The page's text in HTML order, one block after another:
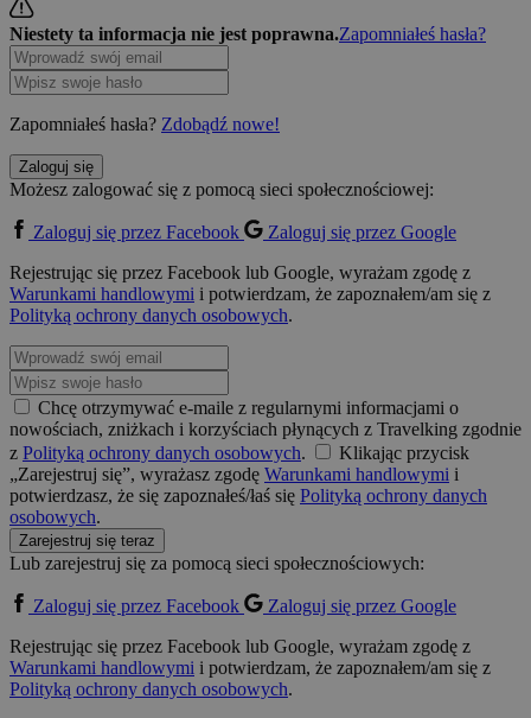
Niestety ta informacja nie jest poprawna.Zapomniałeś hasła?
Zapomniałeś hasła? Zdobądź nowe!
Zaloguj się
Możesz zalogować się z pomocą sieci społecznościowej:
Zaloguj się przez Facebook
Zaloguj się przez Google
Rejestrując się przez Facebook lub Google, wyrażam zgodę z
Warunkami handlowymi i potwierdzam, że zapoznałem/am się z
Polityką ochrony danych osobowych.
Chcę otrzymywać e-maile z regularnymi informacjami o
nowościach, zniżkach i korzyściach płynących z Travelking zgodnie
z Polityką ochrony danych osobowych.
Klikając przycisk
„Zarejestruj się”, wyrażasz zgodę Warunkami handlowymi i
potwierdzasz, że się zapoznałeś/łaś się Polityką ochrony danych
osobowych.
Zarejestruj się teraz
Lub zarejestruj się za pomocą sieci społecznościowych:
Zaloguj się przez Facebook
Zaloguj się przez Google
Rejestrując się przez Facebook lub Google, wyrażam zgodę z
Warunkami handlowymi i potwierdzam, że zapoznałem/am się z
Polityką ochrony danych osobowych.